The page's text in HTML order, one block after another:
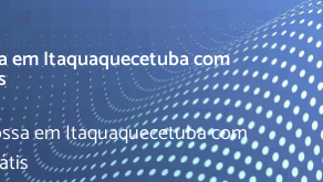
em Itaquaquecetuba com
em Itaquaquecetuba com